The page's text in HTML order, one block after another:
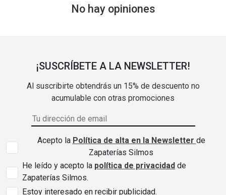
No hay opiniones
¡SUSCRÍBETE A LA NEWSLETTER!
Al suscribirte obtendrás un 15% de descuento no
acumulable con otras promociones
Acepto la Política de alta en la Newsletter de
Zapaterías Silmos
He leído y acepto la política de privacidad de
Zapaterías Silmos.
Estoy interesado en recibir publicidad.